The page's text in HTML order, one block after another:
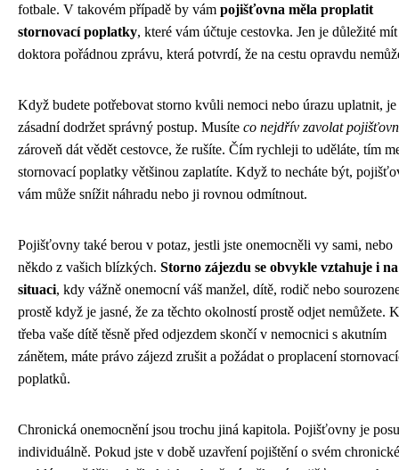
fotbale. V takovém případě by vám pojišťovna měla proplatit
stornovací poplatky, které vám účtuje cestovka. Jen je důležité
doktora pořádnou zprávu, která potvrdí, že na cestu opravdu
Když budete potřebovat storno kvůli nemoci nebo úrazu uplatnit, je
zásadní dodržet správný postup. Musíte co nejdřív zavolat
zároveň dát vědět cestovce, že rušíte. Čím rychleji to uděláte, tím
stornovací poplatky většinou zaplatíte. Když to necháte být,
vám může snížit náhradu nebo ji rovnou odmítnout.
Pojišťovny také berou v potaz, jestli jste onemocněli vy sami, nebo
někdo z vašich blízkých. Storno zájezdu se obvykle vztahuje i na
situaci, kdy vážně onemocní váš manžel, dítě, rodič nebo
prostě když je jasné, že za těchto okolností prostě odjet nemůžete.
třeba vaše dítě těsně před odjezdem skončí v nemocnici s akutním
zánětem, máte právo zájezd zrušit a požádat o proplacení
poplatků.
Chronická onemocnění jsou trochu jiná kapitola. Pojišťovny je
individuálně. Pokud jste v době uzavření pojištění o svém